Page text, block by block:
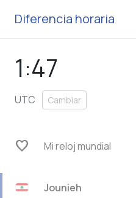
Diferencia horaria
1:47
UTC Cambiar
favorite Mi reloj mundial
Jounieh